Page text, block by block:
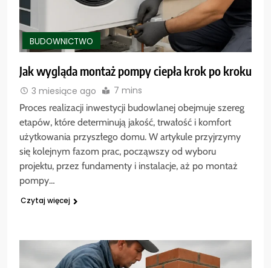
BUDOWNICTWO
Jak wygląda montaż pompy ciepła krok po kroku
3 miesiące ago 7 mins
Proces realizacji inwestycji budowlanej obejmuje szereg
etapów, które determinują jakość, trwałość i komfort
użytkowania przyszłego domu. W artykule przyjrzymy
się kolejnym fazom prac, począwszy od wyboru
projektu, przez fundamenty i instalacje, aż po montaż
pompy…
Czytaj więcej